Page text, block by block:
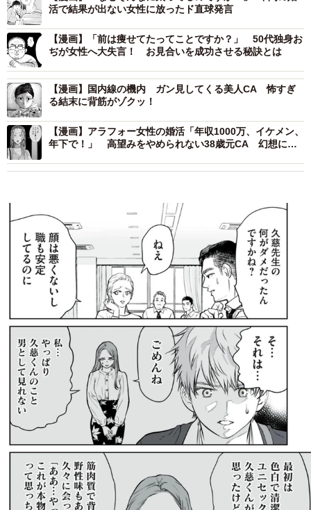
活で結果が出ない女性に放ったド直球発言
【漫画】「前は痩せてたってことですか？」 50代独身お
ぢが女性へ大失言！ お見合いを成功させる秘訣とは
【漫画】国内線の機内 ガン見してくる美人CA 怖すぎ
る結末に背筋がゾクッ！
【漫画】アラフォー女性の婚活「年収1000万、イケメン、
年下で！」 高望みをやめられない38歳元CA 幻想に弄